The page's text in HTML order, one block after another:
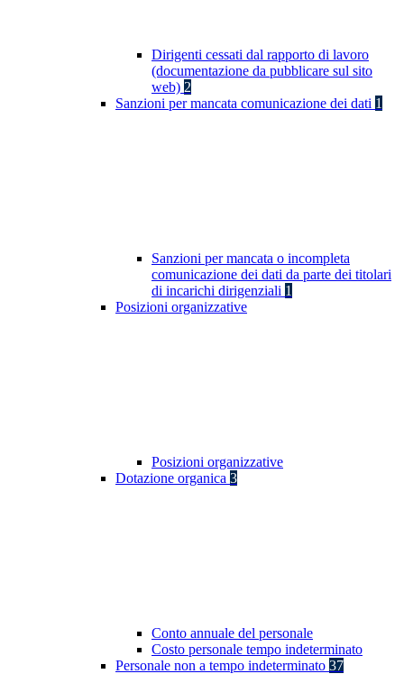
Dirigenti cessati dal rapporto di lavoro
(documentazione da pubblicare sul sito
web) 2
Sanzioni per mancata comunicazione dei dati 1
Sanzioni per mancata o incompleta
comunicazione dei dati da parte dei titolari
di incarichi dirigenziali 1
Posizioni organizzative
Posizioni organizzative
Dotazione organica 3
Conto annuale del personale
Costo personale tempo indeterminato
Personale non a tempo indeterminato 37